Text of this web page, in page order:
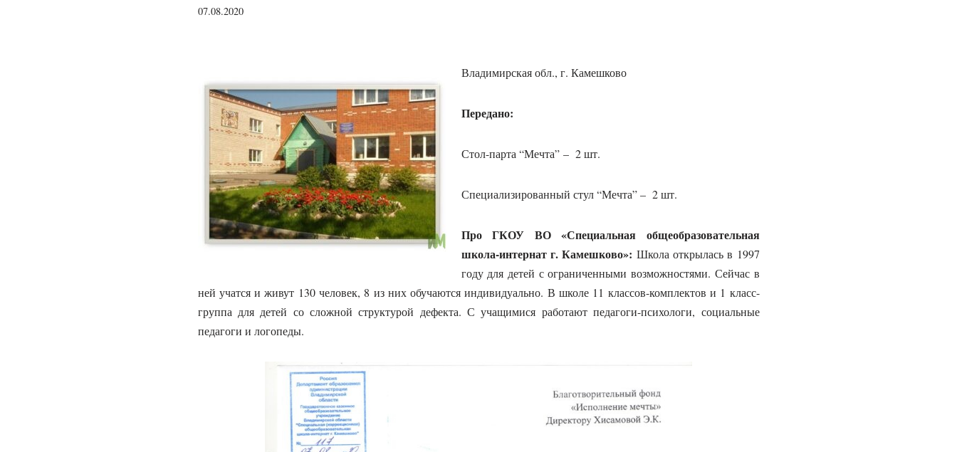
07.08.2020
Владимирская обл., г. Камешково
Передано:
Стол-парта “Мечта” – 2 шт.
Специализированный стул “Мечта” – 2 шт.
Про ГКОУ ВО «Специальная общеобразовательная
школа-интернат г. Камешково»: Школа открылась в 1997
году для детей с ограниченными возможностями. Сейчас в
ней учатся и живут 130 человек, 8 из них обучаются индивидуально. В школе 11 классов-комплектов и 1 класс-
группа для детей со сложной структурой дефекта. С учащимися работают педагоги-психологи, социальные
педагоги и логопеды.